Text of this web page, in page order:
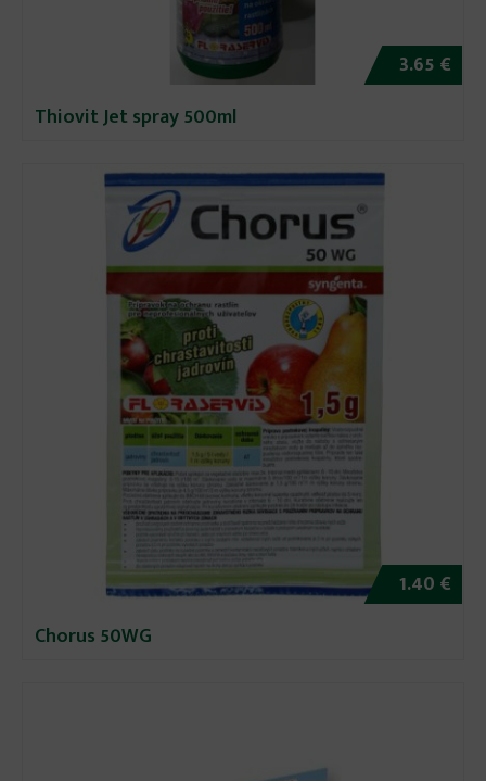
3.65 €
Thiovit Jet spray 500ml
1.40 €
Chorus 50WG